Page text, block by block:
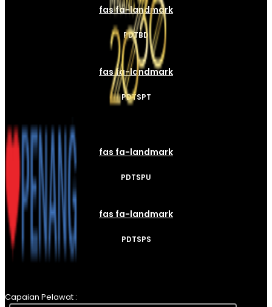
fas fa-landmark
PDTBD
fas fa-landmark
PDTSPT
fas fa-landmark
PDTSPU
fas fa-landmark
PDTSPS
Capaian Pelawat :